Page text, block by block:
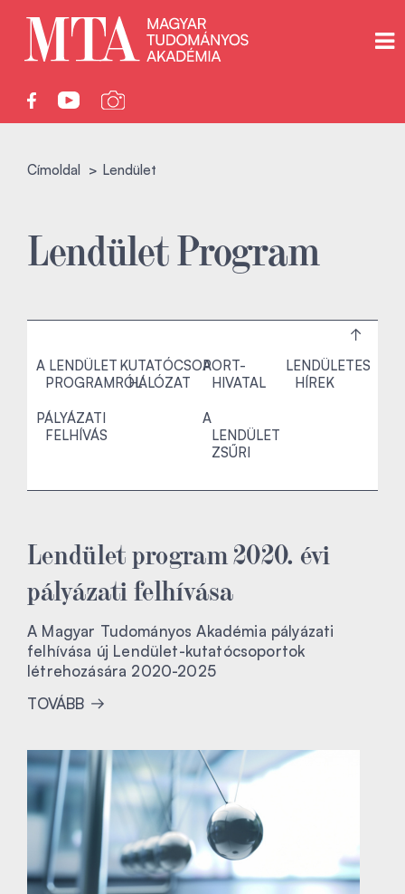
Címoldal Lendület
Lendület Program
A LENDÜLET
PROGRAMRÓL
PÁLYÁZATI
FELHÍVÁS
KUTATÓCSOPORT-
HÁLÓZAT
A
HIVATAL
A
LENDÜLET
ZSŰRI
LENDÜLETES
HÍREK
Lendület program 2020. évi
pályázati felhívása
A Magyar Tudományos Akadémia pályázati
felhívása új Lendület-kutatócsoportok
létrehozására 2020-2025
TOVÁBB